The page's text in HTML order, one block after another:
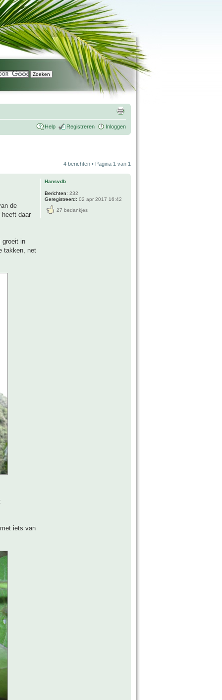
Help Registreren Inloggen
4 berichten • Pagina 1 van 1
de
daar
groeit in
takken, net
iets van
Hansvdb
Berichten: 232
Geregistreerd: 02 apr 2017 16:42
27 bedankjes